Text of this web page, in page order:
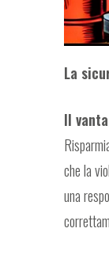
La
Il
che la
una